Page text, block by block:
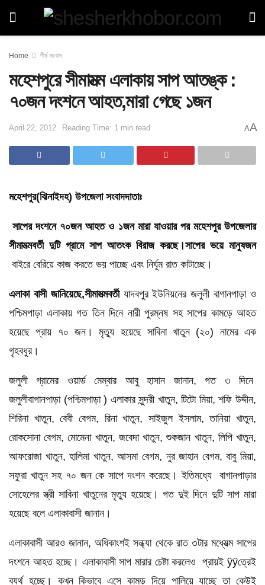
Home শীর্ষ সংবাদ
মহেশপুরে সীমামত্ম এলাকায় সাপ আতঙ্ক :
৭০জন দংশনে আহত,মারা গেছে ১জন
April 22, 2012 Reading Time: 1 min read AA
মহেশপুর(ঝিনাইদহ) উপজেলা সংবাদদাতাঃ
সাপের দংশনে ৭০জন আহত ও ১জন মারা যাওয়ার পর মহেশপুর উপজেলার
সীমামত্মবর্তী দুটি গ্রামে সাপ আতংক বিরাজ করছে।সাপের ভয়ে মানুষজন
বাইরে বেরিয়ে কাজ করতে ভয় পাচ্ছে এবং নির্ঘূম রাত কাটাচ্ছে।
এলাকা বাসী জানিয়েছে,সীমামত্মবর্তীযাদবপুর ইউনিয়নের জলুলী বাগানপাড়া ও
পশ্চিমপাড়া এলাকায় গত তিন দিনে নারী পুরম্নষ সহ সাপের কামড়ে আহত
হয়েছে প্রায় ৭০ জন। মৃত্যু হয়েছে সাবিনা খাতুন (২০) নামের এক
গৃহবধুর।
জলুলী গ্রামের ওয়ার্ড মেম্বার আবু হাসান জানান, গত ৩ দিনে
জলুলীবাগানপাড়া (পশ্চিমপাড়া ) এলাকার সুন্দরী খাতুন, টিটো মিয়া, শফি উদ্দীন,
শিরিনা খাতুন, বেবী বেগম, রিনা খাতুন, সাইজুল ইসলাম, তানিয়া খাতুন,
রোকসোনা বেগম, মোমেনা খাতুন, জবেদা খাতুন, শুকজান খাতুন, লিপি খাতুন,
আফরোজা খাতুন, হালিমা খাতুন, আসমা বেগম, নুর জাহান বেগম, বাবু মিয়া,
সফুরা খাতুন সহ ৭০ জন কে সাপে দংশন করেছে। ইতিমধ্যে বাগানপাড়ার
সোহেলের স্ত্রী সাবিনা খাতুনের মৃত্যু হয়েছে। গত দুই দিনে দুটি সাপ মারা
হয়েছে বলে এলাকাবাসী জানান।
এলাকাবাসী আরও জানান, অধিকাংশই সন্ধ্যা থেকে রাত ৩টার মধ্যেত্ম সাপের
দংশনে আহত হচ্ছে। এলাকাবাসী সাপ মারার চেষ্টা করলেও প্রায়ই ÿÿত্রেই
ব্যর্থ হচ্ছে। কখন কিভাবে এসে কামড় দিয়ে পালিয়ে যাচ্ছে তা কেউই